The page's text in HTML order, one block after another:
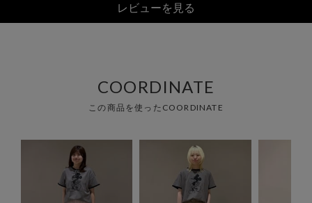
レビューを見る
COORDINATE
この商品を使ったCOORDINATE